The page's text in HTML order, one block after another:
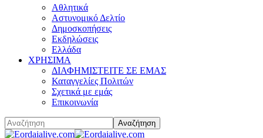
Αθλητικά
Αστυνομικό Δελτίο
Δημοσκοπήσεις
Εκδηλώσεις
Ελλάδα
ΧΡΗΣΙΜΑ
ΔΙΑΦΗΜΙΣΤΕΙΤΕ ΣΕ ΕΜΑΣ
Καταγγελίες Πολιτών
Σχετικά με εμάς
Επικοινωνία